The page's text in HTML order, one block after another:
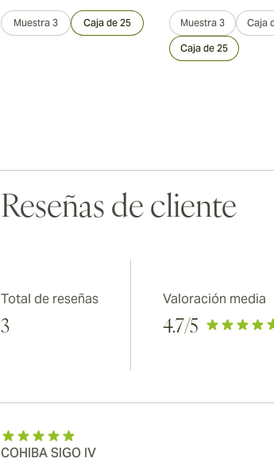
Muestra 3 Caja de 25 Muestra 3 Caja
Caja de 25
Reseñas de cliente
Total de reseñas
3
Valoración media
4.7/5
COHIBA SIGO IV